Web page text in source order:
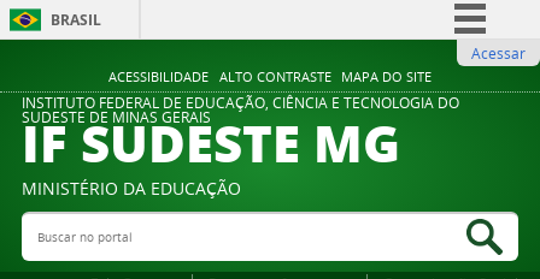
ACESSIBILIDADE ALTO CONTRASTE MAPA DO SITE
BRASIL
Comunica BR
Participe
Legislação
Acessar
INSTITUTO FEDERAL DE EDUCAÇÃO, CIÊNCIA E TECNOLOGIA DO
SUDESTE DE MINAS GERAIS
IF SUDESTE MG
MINISTÉRIO DA EDUCAÇÃO
Buscar no portal